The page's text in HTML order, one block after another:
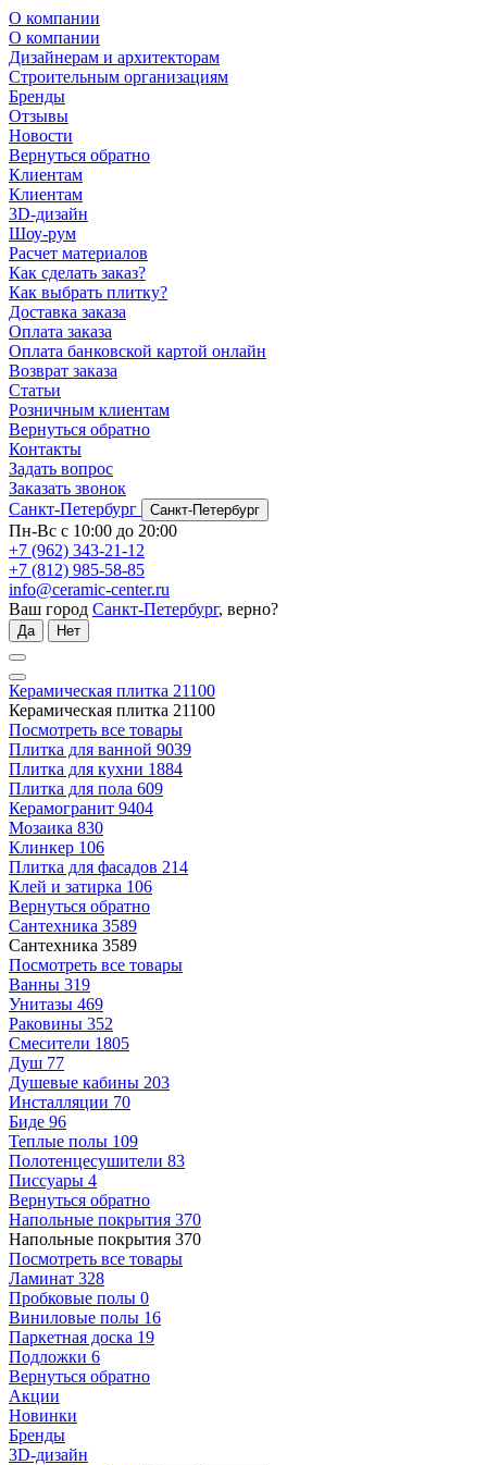
О компании
О компании
Дизайнерам и архитекторам
Строительным организациям
Бренды
Отзывы
Новости
Вернуться обратно
Клиентам
Клиентам
3D-дизайн
Шоу-рум
Расчет материалов
Как сделать заказ?
Как выбрать плитку?
Доставка заказа
Оплата заказа
Оплата банковской картой онлайн
Возврат заказа
Статьи
Розничным клиентам
Вернуться обратно
Контакты
Задать вопрос
Заказать звонок
Санкт-Петербург
Санкт-Петербург
Пн-Вс с 10:00 до 20:00
+7 (962) 343-21-12
+7 (812) 985-58-85
info@ceramic-center.ru
Ваш город Санкт-Петербург, верно?
Да Нет
Керамическая плитка 21100
Керамическая плитка 21100
Посмотреть все товары
Плитка для ванной 9039
Плитка для кухни 1884
Плитка для пола 609
Керамогранит 9404
Мозаика 830
Клинкер 106
Плитка для фасадов 214
Клей и затирка 106
Вернуться обратно
Сантехника 3589
Сантехника 3589
Посмотреть все товары
Ванны 319
Унитазы 469
Раковины 352
Смесители 1805
Душ 77
Душевые кабины 203
Инсталляции 70
Биде 96
Теплые полы 109
Полотенцесушители 83
Писсуары 4
Вернуться обратно
Напольные покрытия 370
Напольные покрытия 370
Посмотреть все товары
Ламинат 328
Пробковые полы 0
Виниловые полы 16
Паркетная доска 19
Подложки 6
Вернуться обратно
Акции
Новинки
Бренды
3D-дизайн